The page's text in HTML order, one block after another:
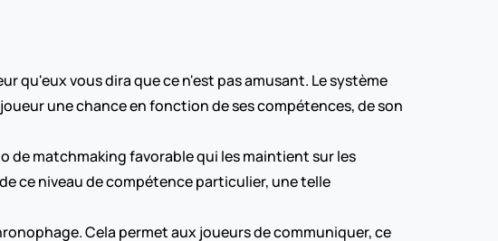
qu'eux vous dira que ce n'est pas amusant. Le système
une chance en fonction de ses compétences, de son
de matchmaking favorable qui les maintient sur les
ce niveau de compétence particulier, une telle
Cela permet aux joueurs de communiquer, ce